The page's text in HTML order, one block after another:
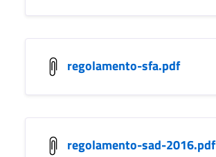
regolamento-sfa.pdf
regolamento-sad-2016.pdf